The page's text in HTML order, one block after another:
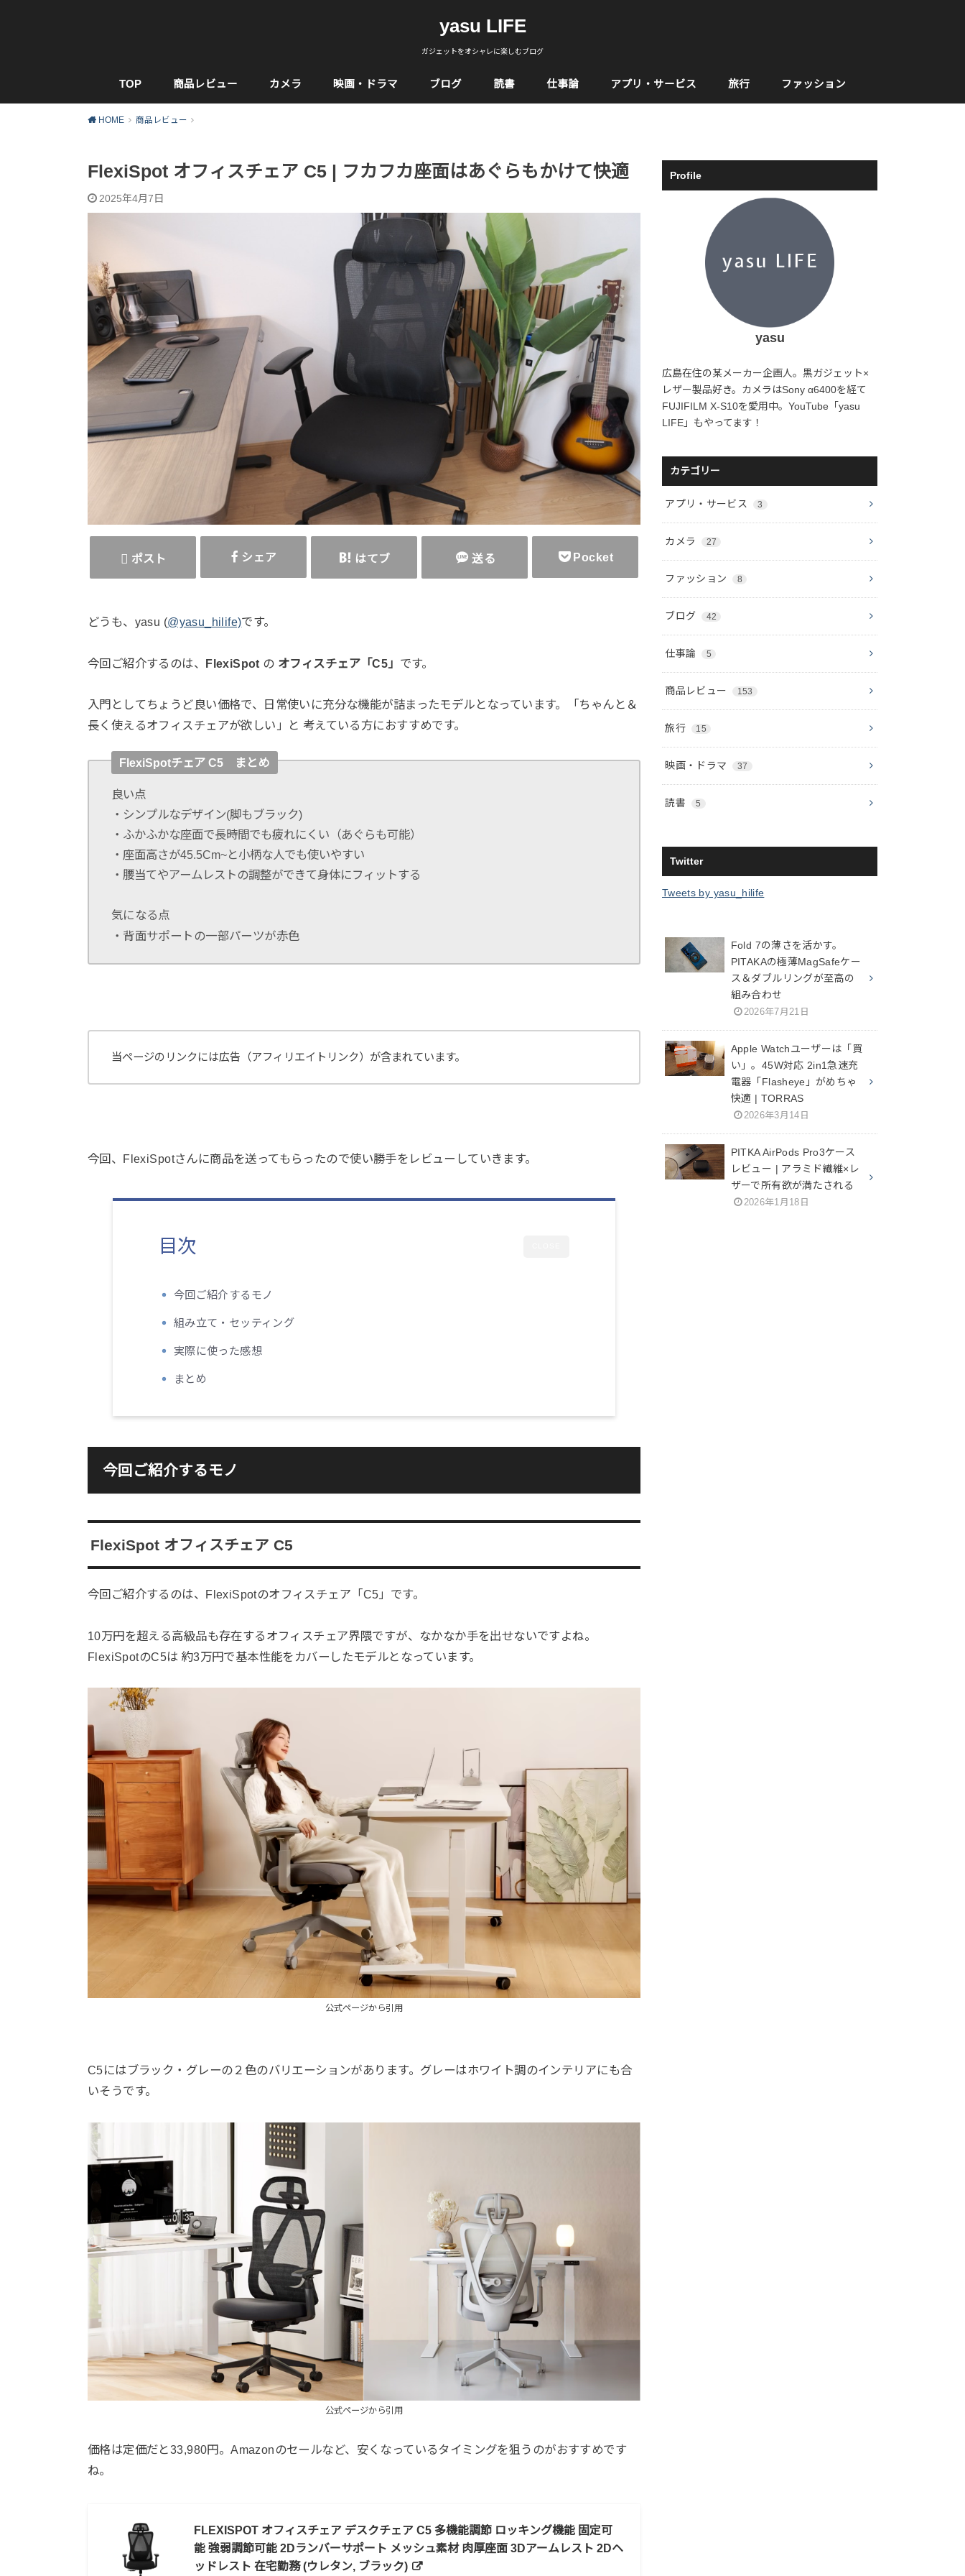
yasu LIFE
ガジェットをオシャレに楽しむブログ
TOP 商品レビュー カメラ 映画・ドラマ ブログ 読書 仕事論 アプリ・サービス 旅行 ファッション
HOME 商品レビュー
FlexiSpot オフィスチェア C5 | フカフカ座面はあぐらもかけて快適
2025年4月7日
ポスト シェア はてブ 送る Pocket
どうも、yasu (@yasu_hilife)です。
今回ご紹介するのは、 FlexiSpot の オフィスチェア「C5」 です。
入門としてちょうど良い価格で、日常使いに充分な機能が詰まったモデルとなっています。「ちゃんと＆
長く使えるオフィスチェアが欲しい」と 考えている方におすすめです。
FlexiSpotチェア C5 まとめ
良い点
・シンプルなデザイン(脚もブラック)
・ふかふかな座面で長時間でも疲れにくい（あぐらも可能）
・座面高さが45.5Cm~と小柄な人でも使いやすい
・腰当てやアームレストの調整ができて身体にフィットする
気になる点
・背面サポートの一部パーツが赤色
当ページのリンクには広告（アフィリエイトリンク）が含まれています。
今回、FlexiSpotさんに商品を送ってもらったので使い勝手をレビューしていきます。
目次
今回ご紹介するモノ
組み立て・セッティング
実際に使った感想
まとめ
今回ご紹介するモノ
FlexiSpot オフィスチェア C5
今回ご紹介するのは、FlexiSpotのオフィスチェア「C5」です。
10万円を超える高級品も存在するオフィスチェア界隈ですが、なかなか手を出せないですよね。
FlexiSpotのC5は 約3万円で基本性能をカバーしたモデルとなっています。
公式ページから引用
C5にはブラック・グレーの２色のバリエーションがあります。グレーはホワイト調のインテリアにも合
いそうです。
公式ページから引用
価格は定価だと33,980円。Amazonのセールなど、安くなっているタイミングを狙うのがおすすめです
ね。
FLEXISPOT オフィスチェア デスクチェア C5 多機能調節 ロッキング機能 固定可
能 強弱調節可能 2Dランバーサポート メッシュ素材 肉厚座面 3Dアームレスト 2Dヘ
ッドレスト 在宅勤務 (ウレタン, ブラック)
Profile
yasu
広島在住の某メーカー企画人。黒ガジェット×
レザー製品好き。カメラはSony α6400を経て
FUJIFILM X-S10を愛用中。YouTube「yasu
LIFE」もやってます！
カテゴリー
アプリ・サービス 3
カメラ 27
ファッション 8
ブログ 42
仕事論 5
商品レビュー 153
旅行 15
映画・ドラマ 37
読書 5
Twitter
Tweets by yasu_hilife
Fold 7の薄さを活かす。
PITAKAの極薄MagSafeケー
ス＆ダブルリングが至高の
組み合わせ
2026年7月21日
Apple Watchユーザーは「買
い」。45W対応 2in1急速充
電器「Flasheye」がめちゃ
快適 | TORRAS
2026年3月14日
PITKA AirPods Pro3ケース
レビュー | アラミド繊維×レ
ザーで所有欲が満たされる
2026年1月18日